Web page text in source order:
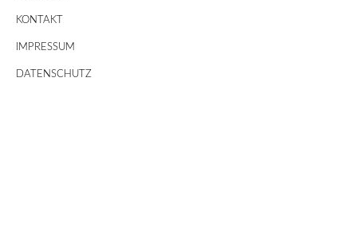
KONTAKT
IMPRESSUM
DATENSCHUTZ